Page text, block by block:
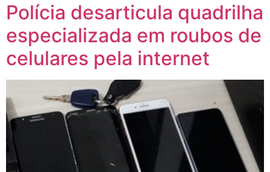
Polícia desarticula quadrilha
especializada em roubos de
celulares pela internet